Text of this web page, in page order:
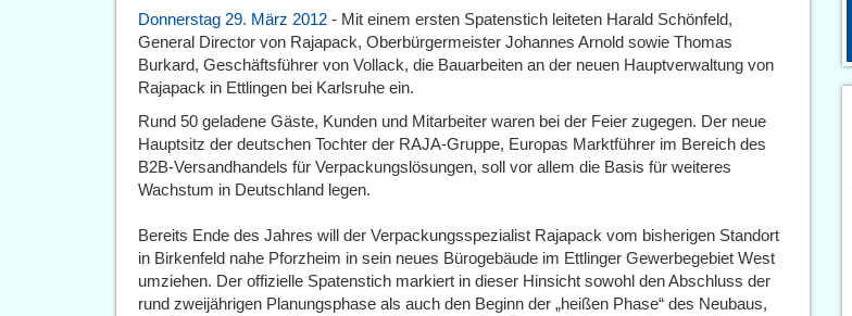
Donnerstag 29. März 2012 - Mit einem ersten Spatenstich leiteten Harald Schönfeld,
General Director von Rajapack, Oberbürgermeister Johannes Arnold sowie Thomas
Burkard, Geschäftsführer von Vollack, die Bauarbeiten an der neuen Hauptverwaltung von
Rajapack in Ettlingen bei Karlsruhe ein.
Rund 50 geladene Gäste, Kunden und Mitarbeiter waren bei der Feier zugegen. Der neue
Hauptsitz der deutschen Tochter der RAJA-Gruppe, Europas Marktführer im Bereich des
B2B-Versandhandels für Verpackungslösungen, soll vor allem die Basis für weiteres
Wachstum in Deutschland legen.
Bereits Ende des Jahres will der Verpackungsspezialist Rajapack vom bisherigen Standort
in Birkenfeld nahe Pforzheim in sein neues Bürogebäude im Ettlinger Gewerbegebiet West
umziehen. Der offizielle Spatenstich markiert in dieser Hinsicht sowohl den Abschluss der
rund zweijährigen Planungsphase als auch den Beginn der „heißen Phase“ des Neubaus,